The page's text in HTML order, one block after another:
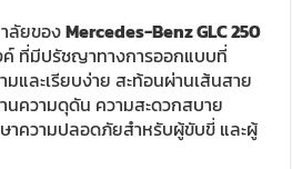
าลัยของMercedes-Benz GLC 250
ค์ ที่มีปรัชญาทางการออกแบบที่
และเรียบง่าย สะท้อนผ่านเส้นสาย
ความดุดัน ความสะดวกสบาย
ษาความปลอดภัยสำหรับผู้ขับขี่ และผู้